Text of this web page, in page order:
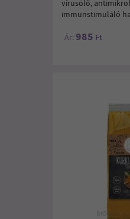
vírusölő,
immunstimuláló
Ár: 985 Ft